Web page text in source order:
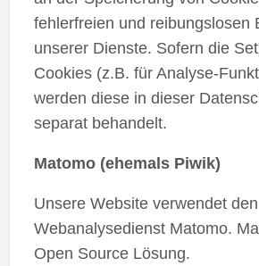
fehlerfreien und reibungslosen
unserer Dienste. Sofern die
Cookies (z.B. für Analyse-
werden diese in dieser
separat behandelt.
Matomo (ehemals Piwik)
Unsere Website verwendet den
Webanalysedienst Matomo.
Open Source Lösung.